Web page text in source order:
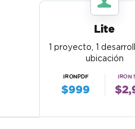
Lite
1 proyecto, 1
ubicación
IRONPDF
$999
IRON